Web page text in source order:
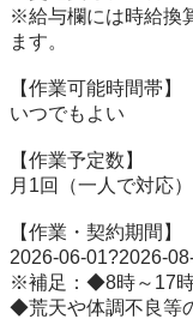
※給与欄には時給換
ます。
【作業可能時間帯】
いつでもよい
【作業予定数】
月1回（一人で対応）
【作業・契約期間】
2026-06-01?2026-
※補足：◆8時～17時
◆荒天や体調不良等